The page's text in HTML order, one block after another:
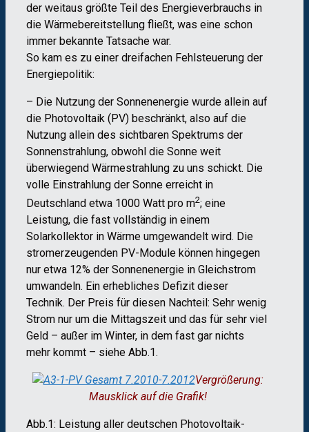
der weitaus größte Teil des Energieverbrauchs in
die Wärmebereitstellung fließt, was eine schon
immer bekannte Tatsache war.
So kam es zu einer dreifachen Fehlsteuerung der
Energiepolitik:
– Die Nutzung der Sonnenenergie wurde allein auf
die Photovoltaik (PV) beschränkt, also auf die
Nutzung allein des sichtbaren Spektrums der
Sonnenstrahlung, obwohl die Sonne weit
überwiegend Wärmestrahlung zu uns schickt. Die
volle Einstrahlung der Sonne erreicht in
Deutschland etwa 1000 Watt pro m2; eine
Leistung, die fast vollständig in einem
Solarkollektor in Wärme umgewandelt wird. Die
stromerzeugenden PV-Module können hingegen
nur etwa 12% der Sonnenenergie in Gleichstrom
umwandeln. Ein erhebliches Defizit dieser
Technik. Der Preis für diesen Nachteil: Sehr wenig
Strom nur um die Mittagszeit und das für sehr viel
Geld – außer im Winter, in dem fast gar nichts
mehr kommt – siehe Abb.1.
Vergrößerung:
Mausklick auf die Grafik!
Abb.1: Leistung aller deutschen Photovoltaik-